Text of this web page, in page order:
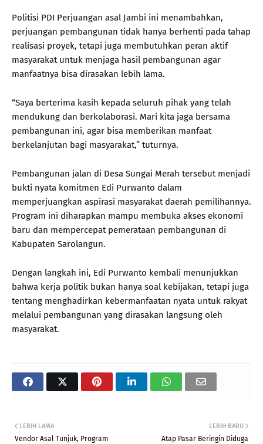
Politisi PDI Perjuangan asal Jambi ini menambahkan,
perjuangan pembangunan tidak hanya berhenti pada tahap
realisasi proyek, tetapi juga membutuhkan peran aktif
masyarakat untuk menjaga hasil pembangunan agar
manfaatnya bisa dirasakan lebih lama.
“Saya berterima kasih kepada seluruh pihak yang telah
mendukung dan berkolaborasi. Mari kita jaga bersama
pembangunan ini, agar bisa memberikan manfaat
berkelanjutan bagi masyarakat,” tuturnya.
Pembangunan jalan di Desa Sungai Merah tersebut menjadi
bukti nyata komitmen Edi Purwanto dalam
memperjuangkan aspirasi masyarakat daerah pemilihannya.
Program ini diharapkan mampu membuka akses ekonomi
baru dan mempercepat pemerataan pembangunan di
Kabupaten Sarolangun.
Dengan langkah ini, Edi Purwanto kembali menunjukkan
bahwa kerja politik bukan hanya soal kebijakan, tetapi juga
tentang menghadirkan kebermanfaatan nyata untuk rakyat
melalui pembangunan yang dirasakan langsung oleh
masyarakat.
LEBIH BARU
Atap Pasar Beringin Diduga
LEBIH LAMA
Vendor Asal Tunjuk, Program